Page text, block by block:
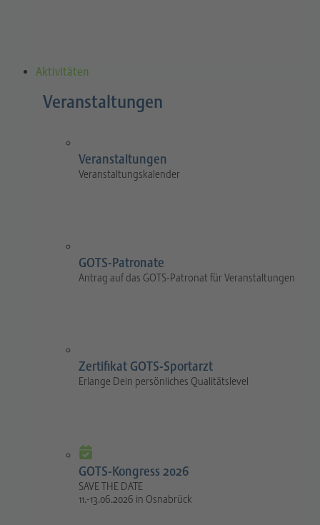
Aktivitäten
Veranstaltungen
Veranstaltungen
Veranstaltungskalender
GOTS-Patronate
Antrag auf das GOTS-Patronat für Veranstaltungen
Zertifikat GOTS-Sportarzt
Erlange Dein persönliches Qualitätslevel
GOTS-Kongress 2026
SAVE THE DATE
11.-13.06.2026 in Osnabrück